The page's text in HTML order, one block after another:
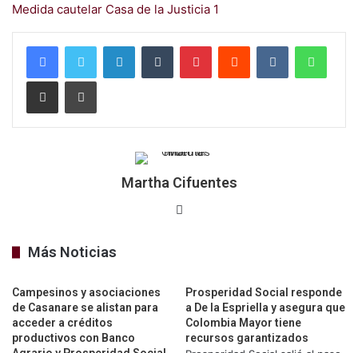
Medida cautelar Casa de la Justicia 1
LinkedInTumblr PinterestReddit VKontakte
Compartir por correo electrónicoImprimir
Martha Cifuentes
Sitio
Más Noticias
Campesinos y asociaciones
de Casanare se alistan para
acceder a créditos
productivos con Banco
Prosperidad Social responde
a De la Espriella y asegura que
Colombia Mayor tiene
recursos garantizados